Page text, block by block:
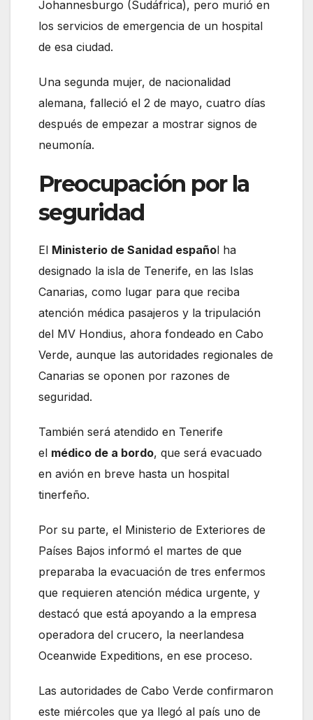
Johannesburgo (Sudáfrica), pero murió en
los servicios de emergencia de un hospital
de esa ciudad.
Una segunda mujer, de nacionalidad
alemana, falleció el 2 de mayo, cuatro días
después de empezar a mostrar signos de
neumonía.
Preocupación por la
seguridad
El Ministerio de Sanidad español ha
designado la isla de Tenerife, en las Islas
Canarias, como lugar para que reciba
atención médica pasajeros y la tripulación
del MV Hondius, ahora fondeado en Cabo
Verde, aunque las autoridades regionales de
Canarias se oponen por razones de
seguridad.
También será atendido en Tenerife
el médico de a bordo, que será evacuado
en avión en breve hasta un hospital
tinerfeño.
Por su parte, el Ministerio de Exteriores de
Países Bajos informó el martes de que
preparaba la evacuación de tres enfermos
que requieren atención médica urgente, y
destacó que está apoyando a la empresa
operadora del crucero, la neerlandesa
Oceanwide Expeditions, en ese proceso.
Las autoridades de Cabo Verde confirmaron
este miércoles que ya llegó al país uno de